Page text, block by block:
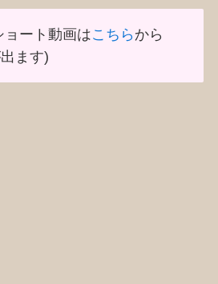
ョート動画はこちら から
ます)